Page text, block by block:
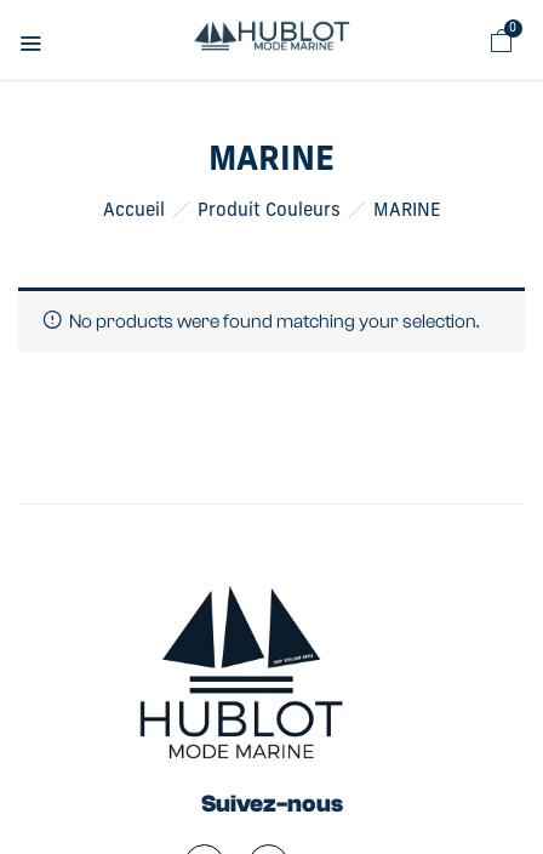
0
MARINE
Accueil Produit Couleurs MARINE
No products were found matching your selection.
Suivez-nous
Panneau de gestion des cookies